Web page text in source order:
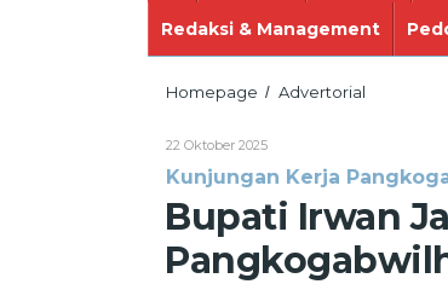
Redaksi & Management
Homepage / Advertorial
Malam
2
Marsdya
Khairil
22 Oktober 2025Oleh
Kunjungan Kerja
Bupati Irwan